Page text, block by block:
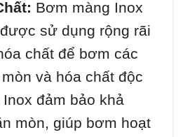
Bơm màng Inox
sử dụng rộng rãi
chất để bơm các
và hóa chất độc
đảm bảo khả
mòn, giúp bơm hoạt